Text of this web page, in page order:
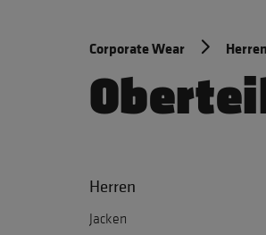
Corporate Wear Herren
Herren
Jacken